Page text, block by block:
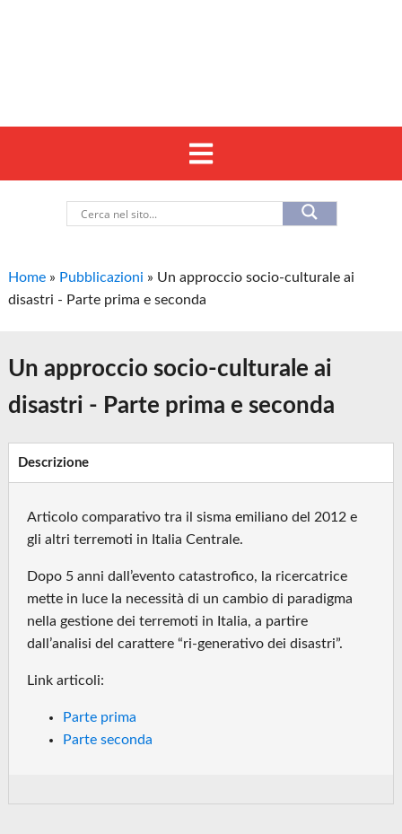
Home » Pubblicazioni » Un approccio socio-culturale ai
disastri - Parte prima e seconda
Un approccio socio-culturale ai
disastri - Parte prima e seconda
Descrizione
Articolo comparativo tra il sisma emiliano del 2012 e
gli altri terremoti in Italia Centrale.
Dopo 5 anni dall’evento catastrofico, la ricercatrice
mette in luce la necessità di un cambio di paradigma
nella gestione dei terremoti in Italia, a partire
dall’analisi del carattere “ri-generativo dei disastri”.
Link articoli:
Parte prima
Parte seconda